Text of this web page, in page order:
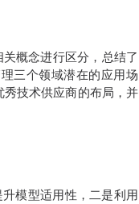
概念进行区分，总结了
三个领域潜在的应用场
技术供应商的布局，并
模型适用性，二是利用